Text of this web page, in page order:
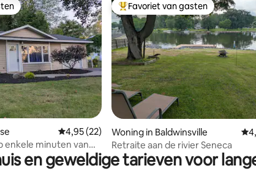
op 5, 102 recensies
Gemiddelde beoordeling van 4,95 op 5, 22
4,95 (22)
enkele minuten van
Topfavoriet van gasten
Favoriet van gasten
Woning in Baldwinsville
Retraite aan de rivier Seneca
en geweldige tarieven voor